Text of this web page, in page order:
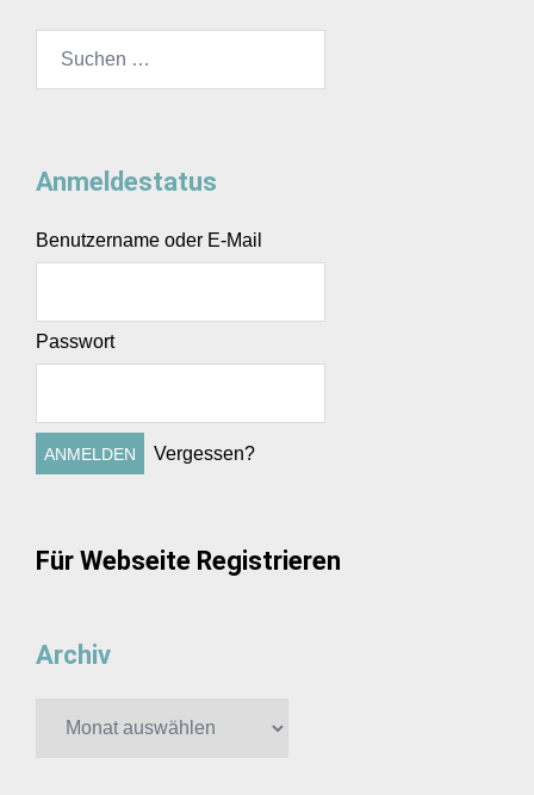
Anmeldestatus
Benutzername oder E-Mail
Passwort
Vergessen?
Für Webseite Registrieren
Archiv